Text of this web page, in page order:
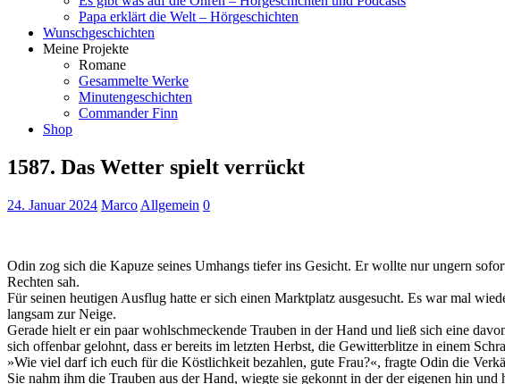
Papa erklärt die Welt – Hörgeschichten
Wunschgeschichten
Meine Projekte
Romane
Gesammelte Werke
Minutengeschichten
Commander Finn
Shop
1587. Das Wetter spielt verrückt
24. Januar 2024 Marco Allgemein 0
Odin zog sich die Kapuze seines Umhangs tiefer ins Gesicht. Er wollte nur ungern
Rechten sah.
Für seinen heutigen Ausflug hatte er sich einen Marktplatz ausgesucht. Es war mal
langsam zur Neige.
Gerade hielt er ein paar wohlschmeckende Trauben in der Hand und ließ sich eine
sich offenbar gelohnt, dass er bereits im letzten Herbst, die Gewitterblitze in einem
»Wie viel darf ich euch für die Köstlichkeit bezahlen, gute Frau?«, fragte Odin die
Sie nahm ihm die Trauben aus der Hand, wiegte sie gekonnt in der der eigenen hin